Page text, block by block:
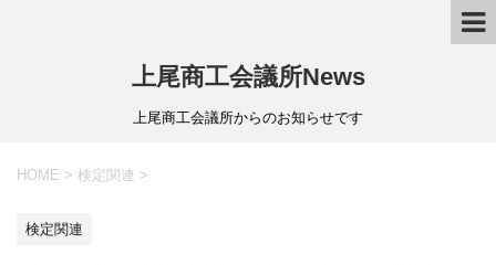
上尾商工会議所News
上尾商工会議所からのお知らせです
HOME > 検定関連 >
検定関連